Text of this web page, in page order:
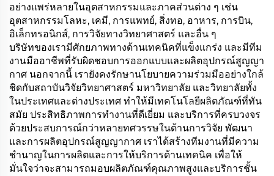
อย่างแพร่หลายในอุตสาหกรรมและภาคส่วนต่าง ๆ เช่น
อุตสาหกรรมโลหะ, เคมี, การแพทย์, สิ่งทอ, อาหาร, การบิน,
อิเล็กทรอนิกส์, การวิจัยทางวิทยาศาสตร์ และอื่น ๆ
บริษัทของเรามีศักยภาพทางด้านเทคนิคที่แข็งแกร่ง และมีทีม
งานมืออาชีพที่รับผิดชอบการออกแบบและผลิตอุปกรณ์สูญญา
กาศ นอกจากนี้ เรายังคงรักษานโยบายความร่วมมืออย่างใกล้
ชิดกับสถาบันวิจัยวิทยาศาสตร์ มหาวิทยาลัย และวิทยาลัยทั้ง
ในประเทศและต่างประเทศ ทำให้มีเทคโนโลยีผลิตภัณฑ์ที่ทัน
สมัย ประสิทธิภาพการทำงานที่ดีเยี่ยม และบริการที่ครบวงจร
ด้วยประสบการณ์กว่าหลายทศวรรษในด้านการวิจัย พัฒนา
และการผลิตอุปกรณ์สูญญากาศ เราได้สร้างทีมงานที่มีความ
ชำนาญในการผลิตและการให้บริการด้านเทคนิค เพื่อให้
มั่นใจว่าจะสามารถมอบผลิตภัณฑ์คุณภาพสูงและบริการชั้น